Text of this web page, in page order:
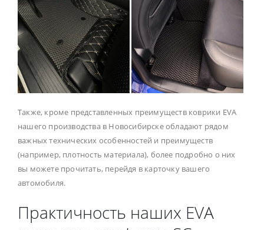
Также, кроме представленных преимуществ коврики EVA
нашего производства в Новосибирске обладают рядом
важных технических особенностей и преимуществ
(например, плотность материала), более подробно о них
вы можете прочитать, перейдя в карточку вашего
автомобиля.
Практичность наших EVA